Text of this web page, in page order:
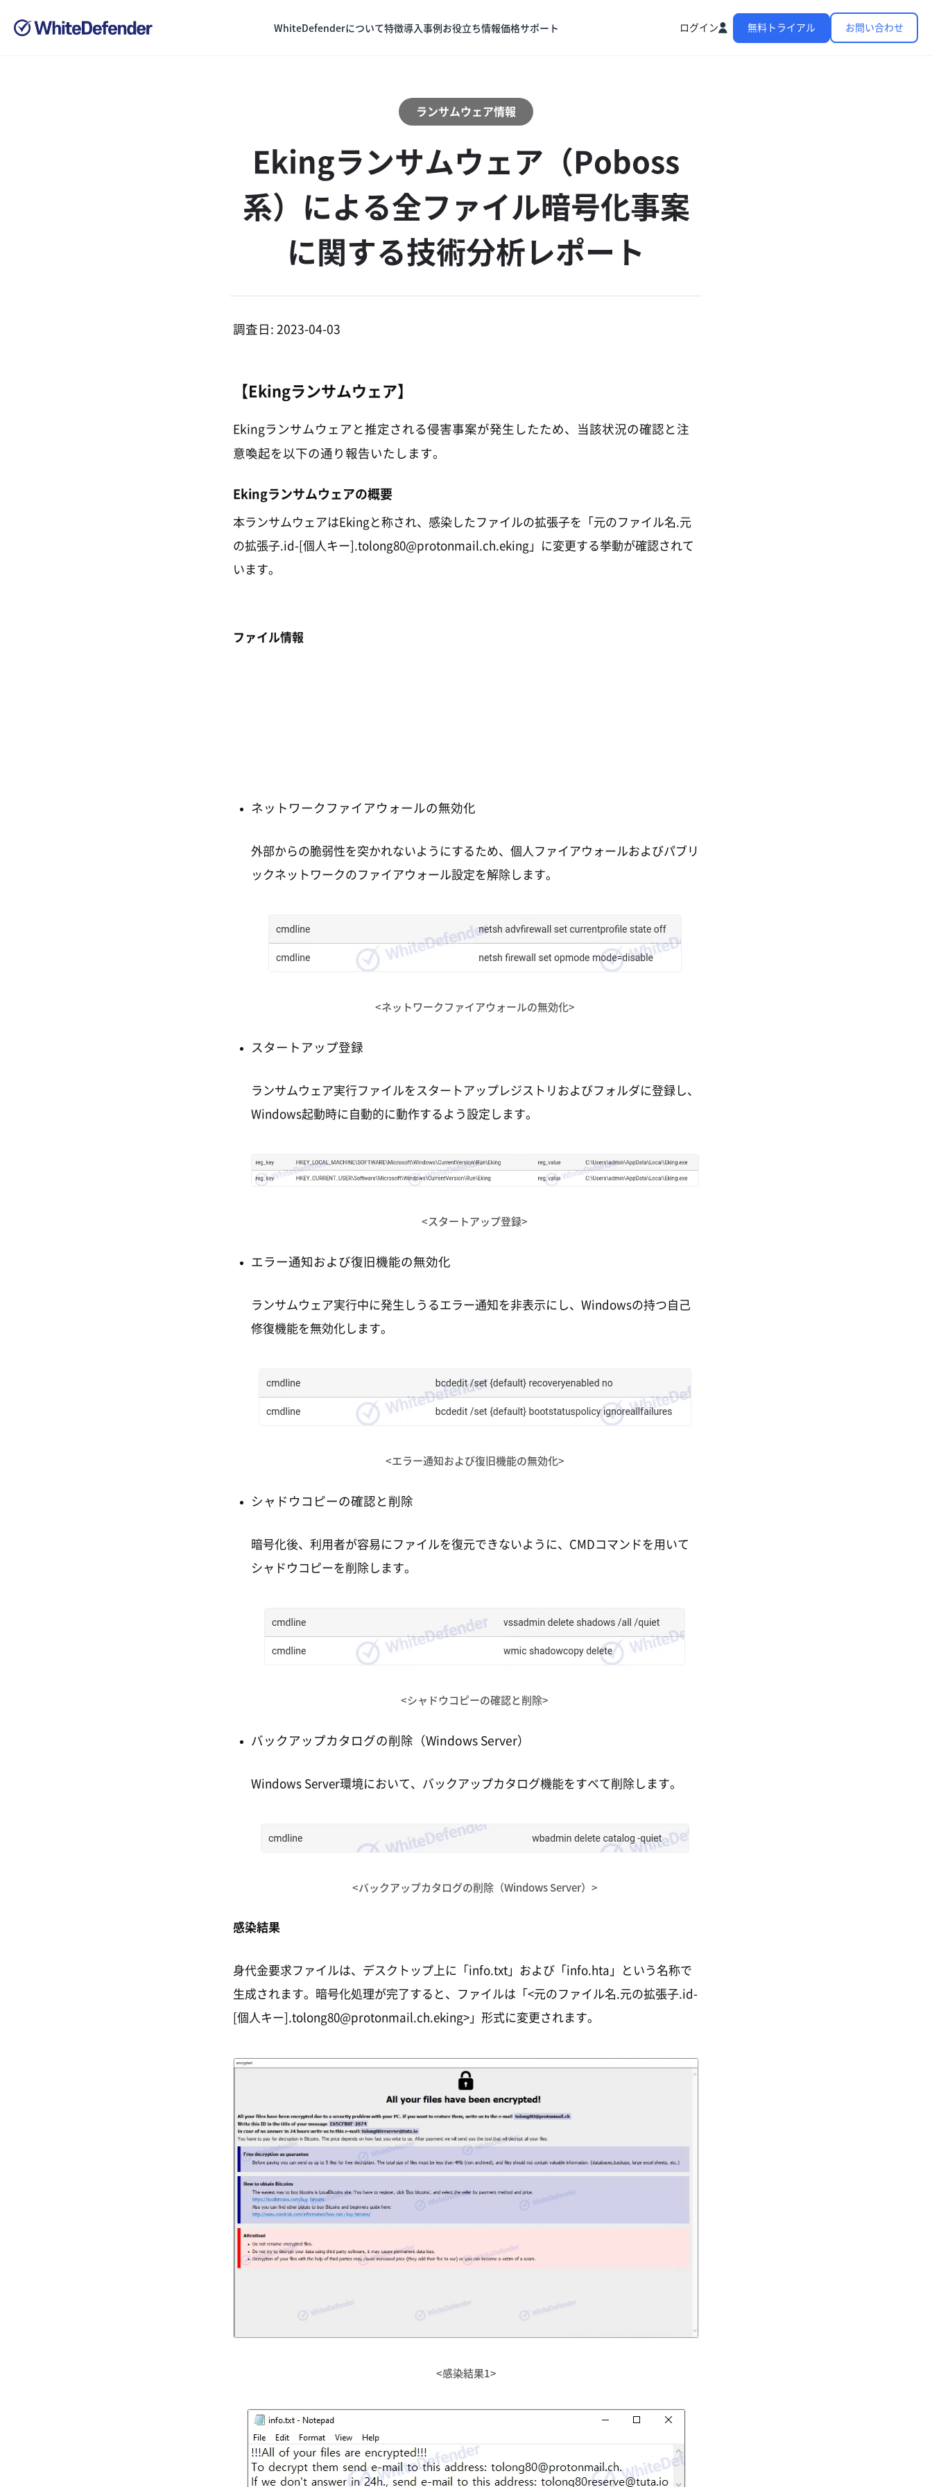
WhiteDefenderについて特徴導入事例お役立ち情報価格サポート ログイン 無料トライアル お問い合わせ
ランサムウェア情報
Ekingランサムウェア（Poboss
系）による全ファイル暗号化事案
に関する技術分析レポート
調査日: 2023-04-03
【Ekingランサムウェア】
Ekingランサムウェアと推定される侵害事案が発生したため、当該状況の確認と注
意喚起を以下の通り報告いたします。
Ekingランサムウェアの概要
本ランサムウェアはEkingと称され、感染したファイルの拡張子を「元のファイル名.元
の拡張子.id-[個人キー].tolong80@protonmail.ch.eking」に変更する挙動が確認されて
います。
ファイル情報
ネットワークファイアウォールの無効化
外部からの脆弱性を突かれないようにするため、個人ファイアウォールおよびパブリ
ックネットワークのファイアウォール設定を解除します。
<ネットワークファイアウォールの無効化>
スタートアップ登録
ランサムウェア実行ファイルをスタートアップレジストリおよびフォルダに登録し、
Windows起動時に自動的に動作するよう設定します。
<スタートアップ登録>
エラー通知および復旧機能の無効化
ランサムウェア実行中に発生しうるエラー通知を非表示にし、Windowsの持つ自己
修復機能を無効化します。
<エラー通知および復旧機能の無効化>
シャドウコピーの確認と削除
暗号化後、利用者が容易にファイルを復元できないように、CMDコマンドを用いて
シャドウコピーを削除します。
<シャドウコピーの確認と削除>
バックアップカタログの削除（Windows Server）
Windows Server環境において、バックアップカタログ機能をすべて削除します。
<バックアップカタログの削除（Windows Server）>
感染結果
身代金要求ファイルは、デスクトップ上に「info.txt」および「info.hta」という名称で
生成されます。暗号化処理が完了すると、ファイルは「<元のファイル名.元の拡張子.id-
[個人キー].tolong80@protonmail.ch.eking>」形式に変更されます。
<感染結果1>